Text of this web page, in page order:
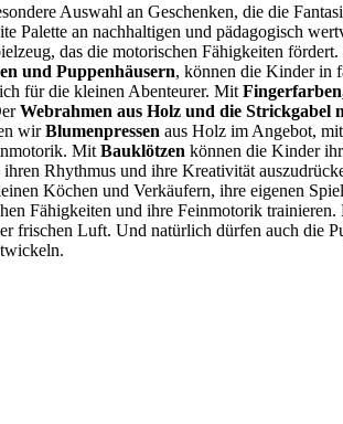
Auswahl an Geschenken, die die
Palette an nachhaltigen und pädagogisch
das die motorischen Fähigkeiten
und Puppenhäusern, können die Kinder in
für die kleinen Abenteurer. Mit
Webrahmen aus Holz und die Strickgabel
wirBlumenpressen aus Holz im Angebot,
Mit Bauklötzen können die Kinder
Rhythmus und ihre Kreativität
Köchen und Verkäufern, ihre eigenen
Fähigkeiten und ihre Feinmotorik
frischen Luft. Und natürlich dürfen auch die